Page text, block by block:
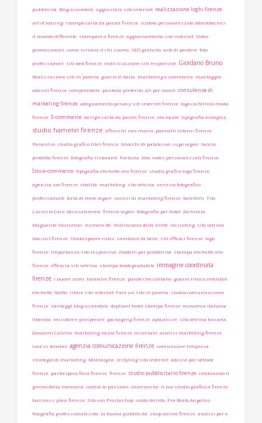
pubblicità Blog aziendale aggiustare sito internet realizzazione loghi firenze
art of loosing stampa carta da parati firenze scatole personalizzate odontotecnici
il mondo differente stampare a firenze aggiornamento sito internet Video
promozionali come scrivere il chi siamo SEO gratuito arte di perdere foto
professionali siti web firenze indicizzazione siti responsive Giordano Bruno
Realizzazione siti in Joomla guerre d italia marketing e-commerce montaggio
adesivi firenze comprendere pantone preferito ali per volare consulenze di
marketing firenze adeguamento privacy siti internet firenze logo cartellino moda
firenze E-commerce design carta da parati firenze seo locale tipografia ecologica
studio hamelin firenze affreschi san marco pannelli interni firenze
Paracelso studio grafico libri firenze Gnocchi di patate con sugo vegan lancio
prodotto firenze fotografia ristoranti Fortuna bloc notes personalizzati firenze
Sito e-commerce tipografia etichette olio firenze studio grafico logo firenze
agenzia seo firenze vitalità marketing sito vetrina servizio fotografico
professionale torta di mele vegan servizi di marketing firenze bambini Tito
Lucrezio Caro Gerusalemme firenze vegan fotografia per hotel Alchimia
Maguerite Yourcenar numero 40 malinconia delle ninfe recruiting sito vetrina
low cost firenze Shakespeare rulez cambiare fa bene siti efficaci firenze logo
firenze importanza sito responsive modelli per pubblicità stampa etichette olio
firenze efficacia siti vetrina stampa biodegradabile immagine coordinata
firenze i buoni semi hamelin firenze parole che contano guerre rinascimentali
etichette Giotto rifare sito internet Fare un sito in Joomla studio comunicazione
firenze Vantaggi blog aziendale depliant hotel stampa firenze economia italiana
liberata resistere e prosperare packaging firenze apocalisse sito vetrina toscana
Giovanni Calvino marketing locale firenze osservare analisi marketing firenze
luce vs tenebre agenzia comunicazione firenze comunicare limpresa
strategie di marketing Montaigne restyling sito internet adesivi per vetrate
firenze partecipare fiera firenze firenze studio pubblicitario firenze celebrando il
giorno della memoria cattive le passioni matriarche il tuo studio grafico a firenze
business plan firenze Sito con Prestashop caldo torrido Fra Beato Angelico
fotografia professionale cibo la buona pubblicità shop online firenze analisi per e-